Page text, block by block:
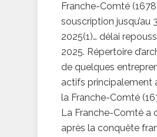
Franche-Comté
souscription jusqu’au
2025(1)… délai
2025. Répertoire
de quelques
actifs principalement
la Franche-Comté
La Franche-Comté a
après la conquête